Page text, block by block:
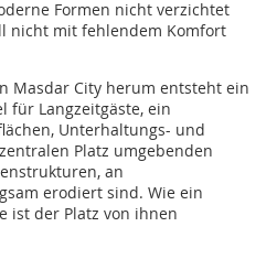
Formen nicht verzichtet
nicht mit fehlendem Komfort
Masdar City herum entsteht ein
für Langzeitgäste, ein
Unterhaltungs- und
Platz umgebenden
an
erodiert sind. Wie ein
ist der Platz von ihnen